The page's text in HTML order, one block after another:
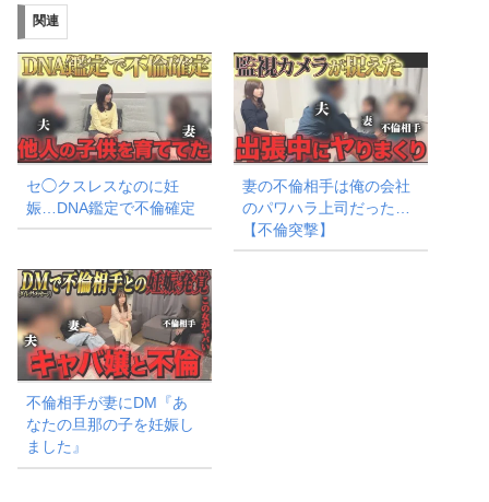
中…
関連
セ◯クスレスなのに妊
娠…DNA鑑定で不倫確定
妻の不倫相手は俺の会社
のパワハラ上司だった…
【不倫突撃】
不倫相手が妻にDM『あ
なたの旦那の子を妊娠し
ました』